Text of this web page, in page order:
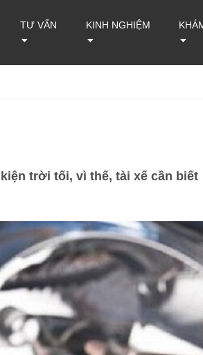
TƯ VẤN KINH NGHIỆM
trời tối, vì thế, tài xế cần biết